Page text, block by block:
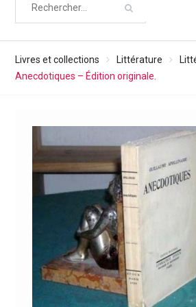
Livres et collections Littérature
Anecdotiques – Édition originale.